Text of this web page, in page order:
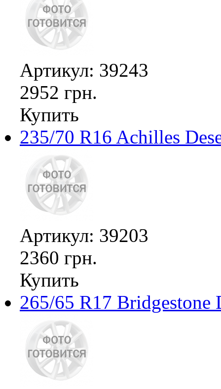
Артикул: 39243
2952 грн.
Купить
235/70 R16 Achilles
Артикул: 39203
2360 грн.
Купить
265/65 R17 Bridgestone